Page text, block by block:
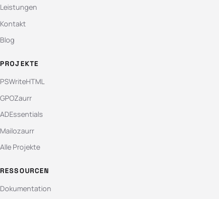
Leistungen
Kontakt
Blog
PROJEKTE
PSWriteHTML
GPOZaurr
ADEssentials
Mailozaurr
Alle Projekte
RESSOURCEN
Dokumentation